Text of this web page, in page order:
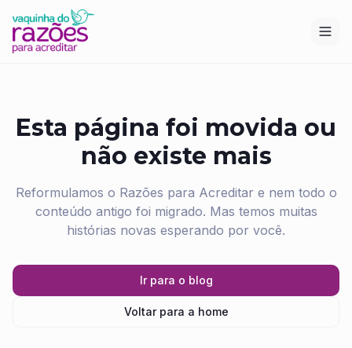
Esta página foi movida ou
não existe mais
Reformulamos o Razões para Acreditar e nem todo o
conteúdo antigo foi migrado. Mas temos muitas
histórias novas esperando por você.
Ir para o blog
Voltar para a home